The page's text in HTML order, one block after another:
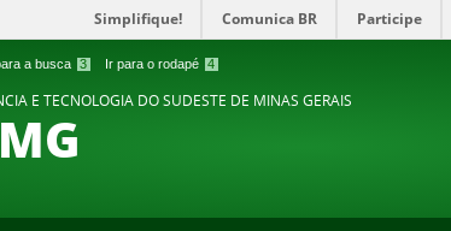
a busca 3 Ir para o rodapé 4
Simplifique! Comunica BR Participe
E TECNOLOGIA DO SUDESTE DE MINAS GERAIS